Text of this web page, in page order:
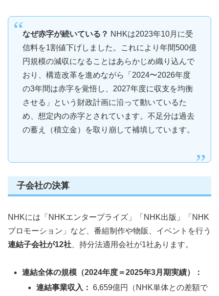
なぜ赤字が続いている？ NHKは2023年10月に受
信料を1割値下げしました。これにより年間500億
円規模の減収になることはあらかじめ織り込んで
おり、構造改革を進めながら「2024〜2026年度
の3年間は赤字を覚悟し、2027年度に収支を均衡
させる」という財政計画に沿って動いているた
め、想定内の赤字とされています。不足分は過去
の蓄え（積立金）を取り崩して補填しています。
子会社の決算
NHKには「NHKエンタープライズ」「NHK出版」「NHK
プロモーション」など、番組制作や物販、イベントを行う
連結子会社が12社 、持分法適用会社が1社あります。
連結全体の規模（2024年度＝2025年3月期実績）：
連結事業収入： 6,659億円（NHK単体との差額で